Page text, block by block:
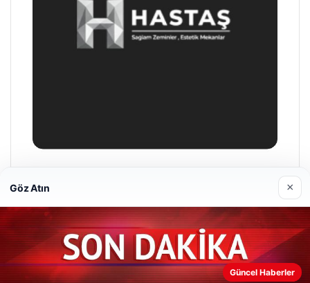
28/04/2026
Göz Atın ×
Güncel Haberler